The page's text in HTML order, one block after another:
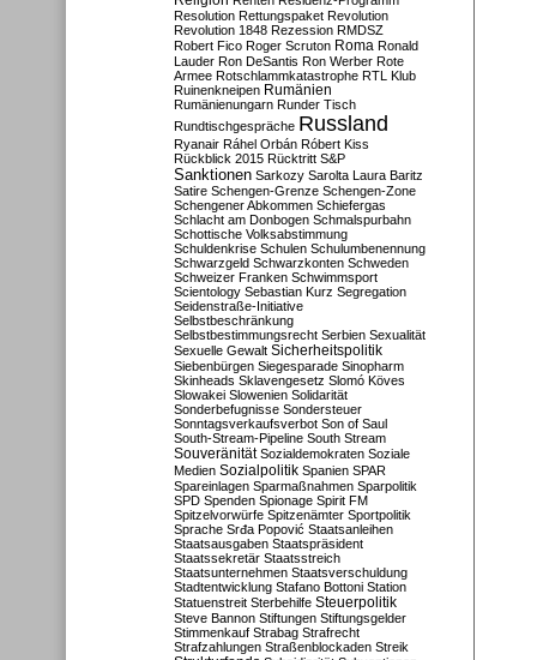
Resolution Rettungspaket Revolution
Revolution 1848 Rezession RMDSZ
Robert Fico Roger Scruton Roma Ronald
Lauder Ron DeSantis Ron Werber Rote
Armee Rotschlammkatastrophe RTL Klub
Ruinenkneipen Rumänien
Rumänienungarn Runder Tisch
Rundtischgespräche Russland
Ryanair Ráhel Orbán Róbert Kiss
Rückblick 2015 Rücktritt S&P
Sanktionen Sarkozy Sarolta Laura Baritz
Satire Schengen-Grenze Schengen-Zone
Schengener Abkommen Schiefergas
Schlacht am Donbogen Schmalspurbahn
Schottische Volksabstimmung
Schuldenkrise Schulen Schulumbenennung
Schwarzgeld Schwarzkonten Schweden
Schweizer Franken Schwimmsport
Scientology Sebastian Kurz Segregation
Seidenstraße-Initiative
Selbstbeschränkung
Selbstbestimmungsrecht Serbien Sexualität
Sexuelle Gewalt Sicherheitspolitik
Siebenbürgen Siegesparade Sinopharm
Skinheads Sklavengesetz Slomó Köves
Slowakei Slowenien Solidarität
Sonderbefugnisse Sondersteuer
Sonntagsverkaufsverbot Son of Saul
South-Stream-Pipeline South Stream
Souveränität Sozialdemokraten Soziale
Medien Sozialpolitik Spanien SPAR
Spareinlagen Sparmaßnahmen Sparpolitik
SPD Spenden Spionage Spirit FM
Spitzelvorwürfe Spitzenämter Sportpolitik
Sprache Srđa Popović Staatsanleihen
Staatsausgaben Staatspräsident
Staatssekretär Staatsstreich
Staatsunternehmen Staatsverschuldung
Stadtentwicklung Stafano Bottoni Station
Statuenstreit Sterbehilfe Steuerpolitik
Steve Bannon Stiftungen Stiftungsgelder
Stimmenkauf Strabag Strafrecht
Strafzahlungen Straßenblockaden Streik